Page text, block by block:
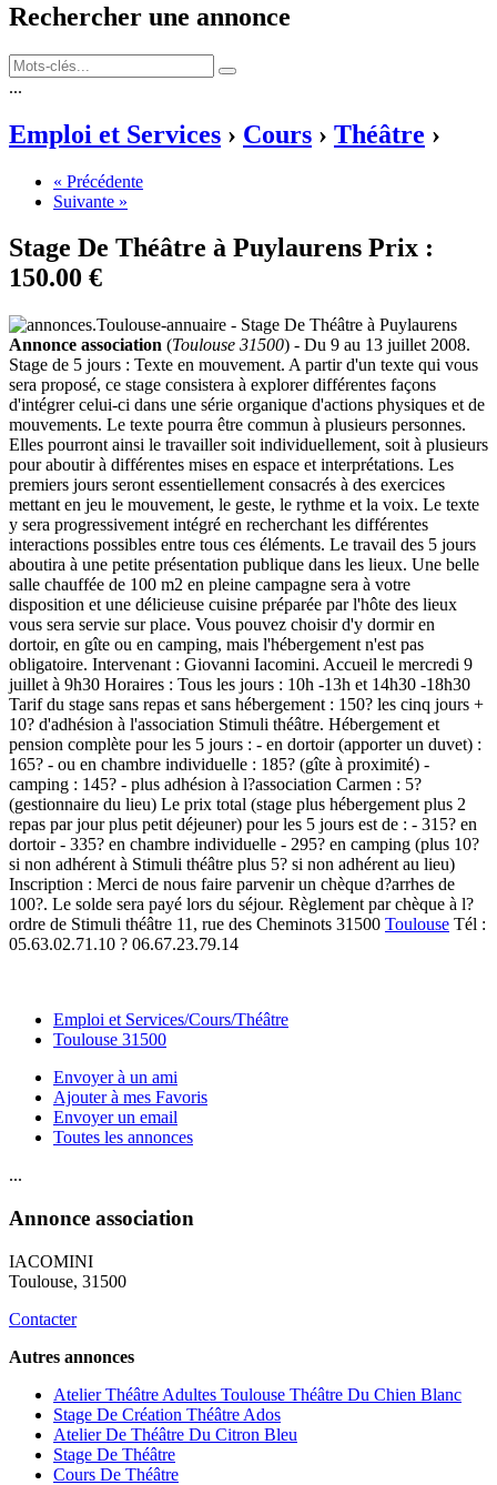
Rechercher une annonce
...
Emploi et Services › Cours › Théâtre ›
« Précédente
Suivante »
Stage De Théâtre à Puylaurens Prix :
150.00 €
Annonce association (Toulouse 31500) - Du 9 au 13 juillet 2008.
Stage de 5 jours : Texte en mouvement. A partir d'un texte qui vous
sera proposé, ce stage consistera à explorer différentes façons
d'intégrer celui-ci dans une série organique d'actions physiques et de
mouvements. Le texte pourra être commun à plusieurs personnes.
Elles pourront ainsi le travailler soit individuellement, soit à plusieurs
pour aboutir à différentes mises en espace et interprétations. Les
premiers jours seront essentiellement consacrés à des exercices
mettant en jeu le mouvement, le geste, le rythme et la voix. Le texte
y sera progressivement intégré en recherchant les différentes
interactions possibles entre tous ces éléments. Le travail des 5 jours
aboutira à une petite présentation publique dans les lieux. Une belle
salle chauffée de 100 m2 en pleine campagne sera à votre
disposition et une délicieuse cuisine préparée par l'hôte des lieux
vous sera servie sur place. Vous pouvez choisir d'y dormir en
dortoir, en gîte ou en camping, mais l'hébergement n'est pas
obligatoire. Intervenant : Giovanni Iacomini. Accueil le mercredi 9
juillet à 9h30 Horaires : Tous les jours : 10h -13h et 14h30 -18h30
Tarif du stage sans repas et sans hébergement : 150? les cinq jours +
10? d'adhésion à l'association Stimuli théâtre. Hébergement et
pension complète pour les 5 jours : - en dortoir (apporter un duvet) :
165? - ou en chambre individuelle : 185? (gîte à proximité) -
camping : 145? - plus adhésion à l?association Carmen : 5?
(gestionnaire du lieu) Le prix total (stage plus hébergement plus 2
repas par jour plus petit déjeuner) pour les 5 jours est de : - 315? en
dortoir - 335? en chambre individuelle - 295? en camping (plus 10?
si non adhérent à Stimuli théâtre plus 5? si non adhérent au lieu)
Inscription : Merci de nous faire parvenir un chèque d?arrhes de
100?. Le solde sera payé lors du séjour. Règlement par chèque à l?
ordre de Stimuli théâtre 11, rue des Cheminots 31500 Toulouse Tél :
05.63.02.71.10 ? 06.67.23.79.14
Emploi et Services/Cours/Théâtre
Toulouse 31500
Envoyer à un ami
Ajouter à mes Favoris
Envoyer un email
Toutes les annonces
...
Annonce association
IACOMINI
Toulouse, 31500
Contacter
Autres annonces
Atelier Théâtre Adultes Toulouse Théâtre Du Chien Blanc
Stage De Création Théâtre Ados
Atelier De Théâtre Du Citron Bleu
Stage De Théâtre
Cours De Théâtre